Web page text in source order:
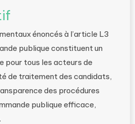
énoncés à l’article L3
publique constituent un
pour tous les acteurs de
de traitement des candidats,
des procédures
publique efficace,